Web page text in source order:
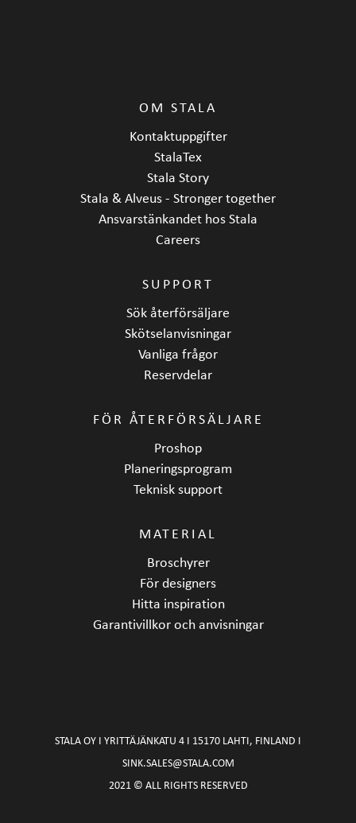
OM STALA
Kontaktuppgifter
StalaTex
Stala Story
Stala & Alveus - Stronger together
Ansvarstänkandet hos Stala
Careers
SUPPORT
Sök återförsäljare
Skötselanvisningar
Vanliga frågor
Reservdelar
FÖR ÅTERFÖRSÄLJARE
Proshop
Planeringsprogram
Teknisk support
MATERIAL
Broschyrer
För designers
Hitta inspiration
Garantivillkor och anvisningar
STALA OY I YRITTÄJÄNKATU 4 I 15170 LAHTI, FINLAND I
SINK.SALES@STALA.COM
2021 © ALL RIGHTS RESERVED